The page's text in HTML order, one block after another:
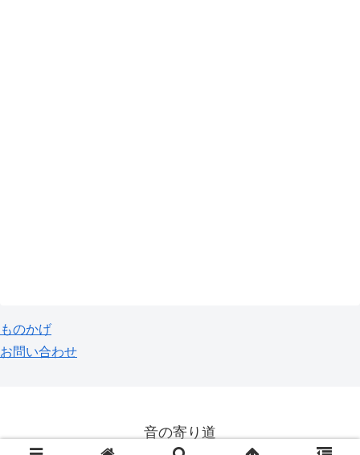
ものかげ
お問い合わせ
音の寄り道